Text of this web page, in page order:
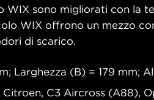
WIX sono migliorati con la
WIX offrono un mezzo
di scarico.
Larghezza (B) = 179 mm;
C3 Aircross (A88),